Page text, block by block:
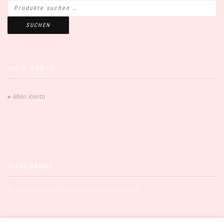
SUCHEN
Mein Konto